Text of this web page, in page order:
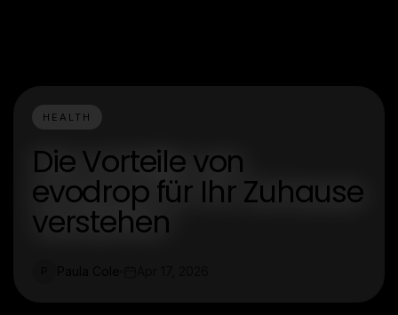
HEALTH
Die Vorteile von
evodrop für Ihr Zuhause
verstehen